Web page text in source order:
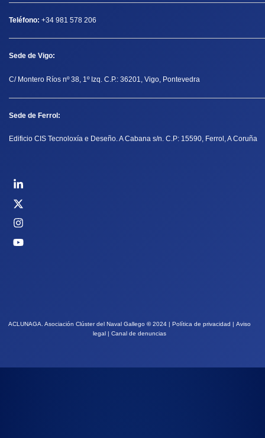
Teléfono: +34 981 578 206
Sede de Vigo:
C/ Montero Ríos nº 38, 1º Izq. C.P.: 36201, Vigo, Pontevedra
Sede de Ferrol:
Edificio CIS Tecnoloxía e Deseño. A Cabana s/n. C.P: 15590, Ferrol, A Coruña
ACLUNAGA. Asociación Clúster del Naval Gallego ©2024 | Política de privacidad
Aviso
legal
Canal de denuncias